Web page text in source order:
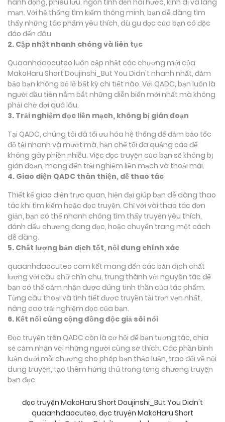
mạn. Với hệ thống tìm kiếm thông minh, bạn dễ dàng tìm
thấy những tác phẩm yêu thích, dù gu đọc của bạn có độc
đáo đến đâu
2. Cập nhật nhanh chóng và liên tục
Quaanhdaocuteo luôn cập nhật các chương mới của
MakoHaru Short Doujinshi_But You Didn't nhanh nhất, đảm
bảo bạn không bỏ lỡ bất kỳ chi tiết nào. Với QADC, bạn luôn là
người đầu tiên nắm bắt những diễn biến mới nhất mà không
phải chờ đợi quá lâu.
3. Trải nghiệm đọc liền mạch, không bị gián đoạn
Tại QADC, chúng tôi đã tối ưu hóa hệ thống để đảm bảo tốc
độ tải nhanh và mượt mà, hạn chế tối đa quảng cáo để
không gây phiền nhiễu. Việc đọc truyện của bạn sẽ không bị
gián đoạn, mang đến trải nghiệm liền mạch và thoải mái.
4. Giao diện QADC thân thiện, dễ thao tác
Thiết kế giao diện trực quan, hiện đại giúp bạn dễ dàng thao
tác khi tìm kiếm hoặc đọc truyện. Chỉ với vài thao tác đơn
giản, bạn có thể nhanh chóng tìm thấy truyện yêu thích,
đánh dấu chương đang đọc, hoặc chuyển trang một cách
dễ dàng.
5. Chất lượng bản dịch tốt, nội dung chính xác
quaanhdaocuteo cam kết mang đến các bản dịch chất
lượng với câu chữ chỉn chu, trung thành với nguyên tác để
bạn có thể cảm nhận được đúng tinh thần của tác phẩm.
Từng câu thoại và tình tiết được truyền tải trọn vẹn nhất,
nâng cao trải nghiệm đọc của bạn.
6. Kết nối cùng cộng đồng độc giả sôi nổi
Đọc truyện trên QADC còn là cơ hội để bạn tương tác, chia
sẻ cảm nhận với những người cùng sở thích. Các phần bình
luận dưới mỗi chương cho phép bạn thảo luận, trao đổi về nội
dung truyện, tạo thêm hứng thú trong từng chương truyện
bạn đọc.
đọc truyện MakoHaru Short Doujinshi_But You Didn't
quaanhdaocuteo, đọc truyện MakoHaru Short